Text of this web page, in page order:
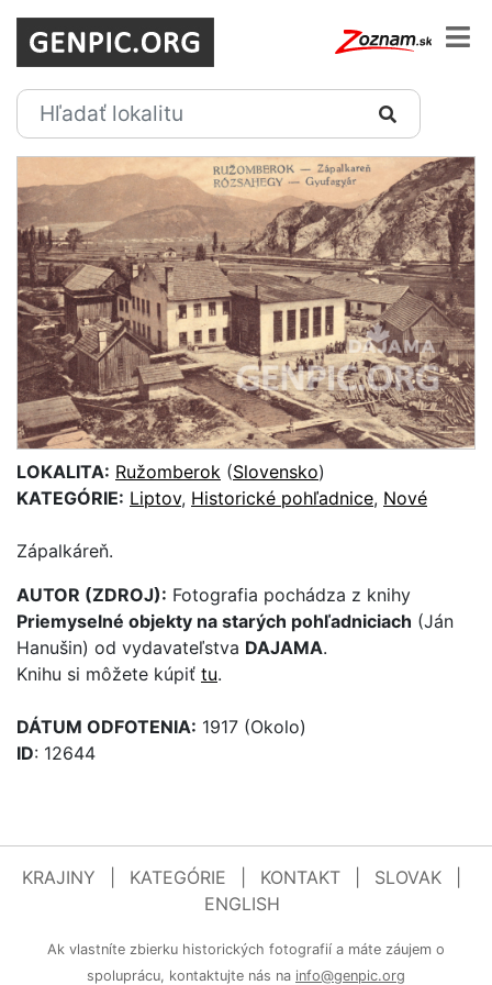
LOKALITA: Ružomberok (Slovensko)
KATEGÓRIE: Liptov, Historické pohľadnice, Nové
Zápalkáreň.
AUTOR (ZDROJ): Fotografia pochádza z knihy
Priemyselné objekty na starých pohľadniciach (Ján
Hanušin) od vydavateľstva DAJAMA.
Knihu si môžete kúpiť tu.
DÁTUM ODFOTENIA: 1917 (Okolo)
ID: 12644
KRAJINY KATEGÓRIE KONTAKT SLOVAK
ENGLISH
Ak vlastníte zbierku historických fotografií a máte záujem o
spoluprácu, kontaktujte nás na info@genpic.org